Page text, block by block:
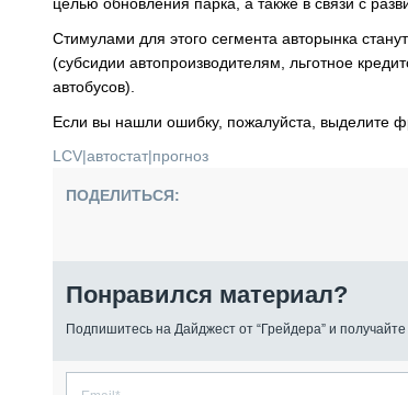
Стимулами для этого сегмента авторынка
(субсидии автопроизводителям, льготное
автобусов).
Если вы нашли ошибку, пожалуйста, выделите
LCV|автостат|прогноз
ПОДЕЛИТЬСЯ:
Понравился материал?
Подпишитесь на Дайджест от “Грейдера” и